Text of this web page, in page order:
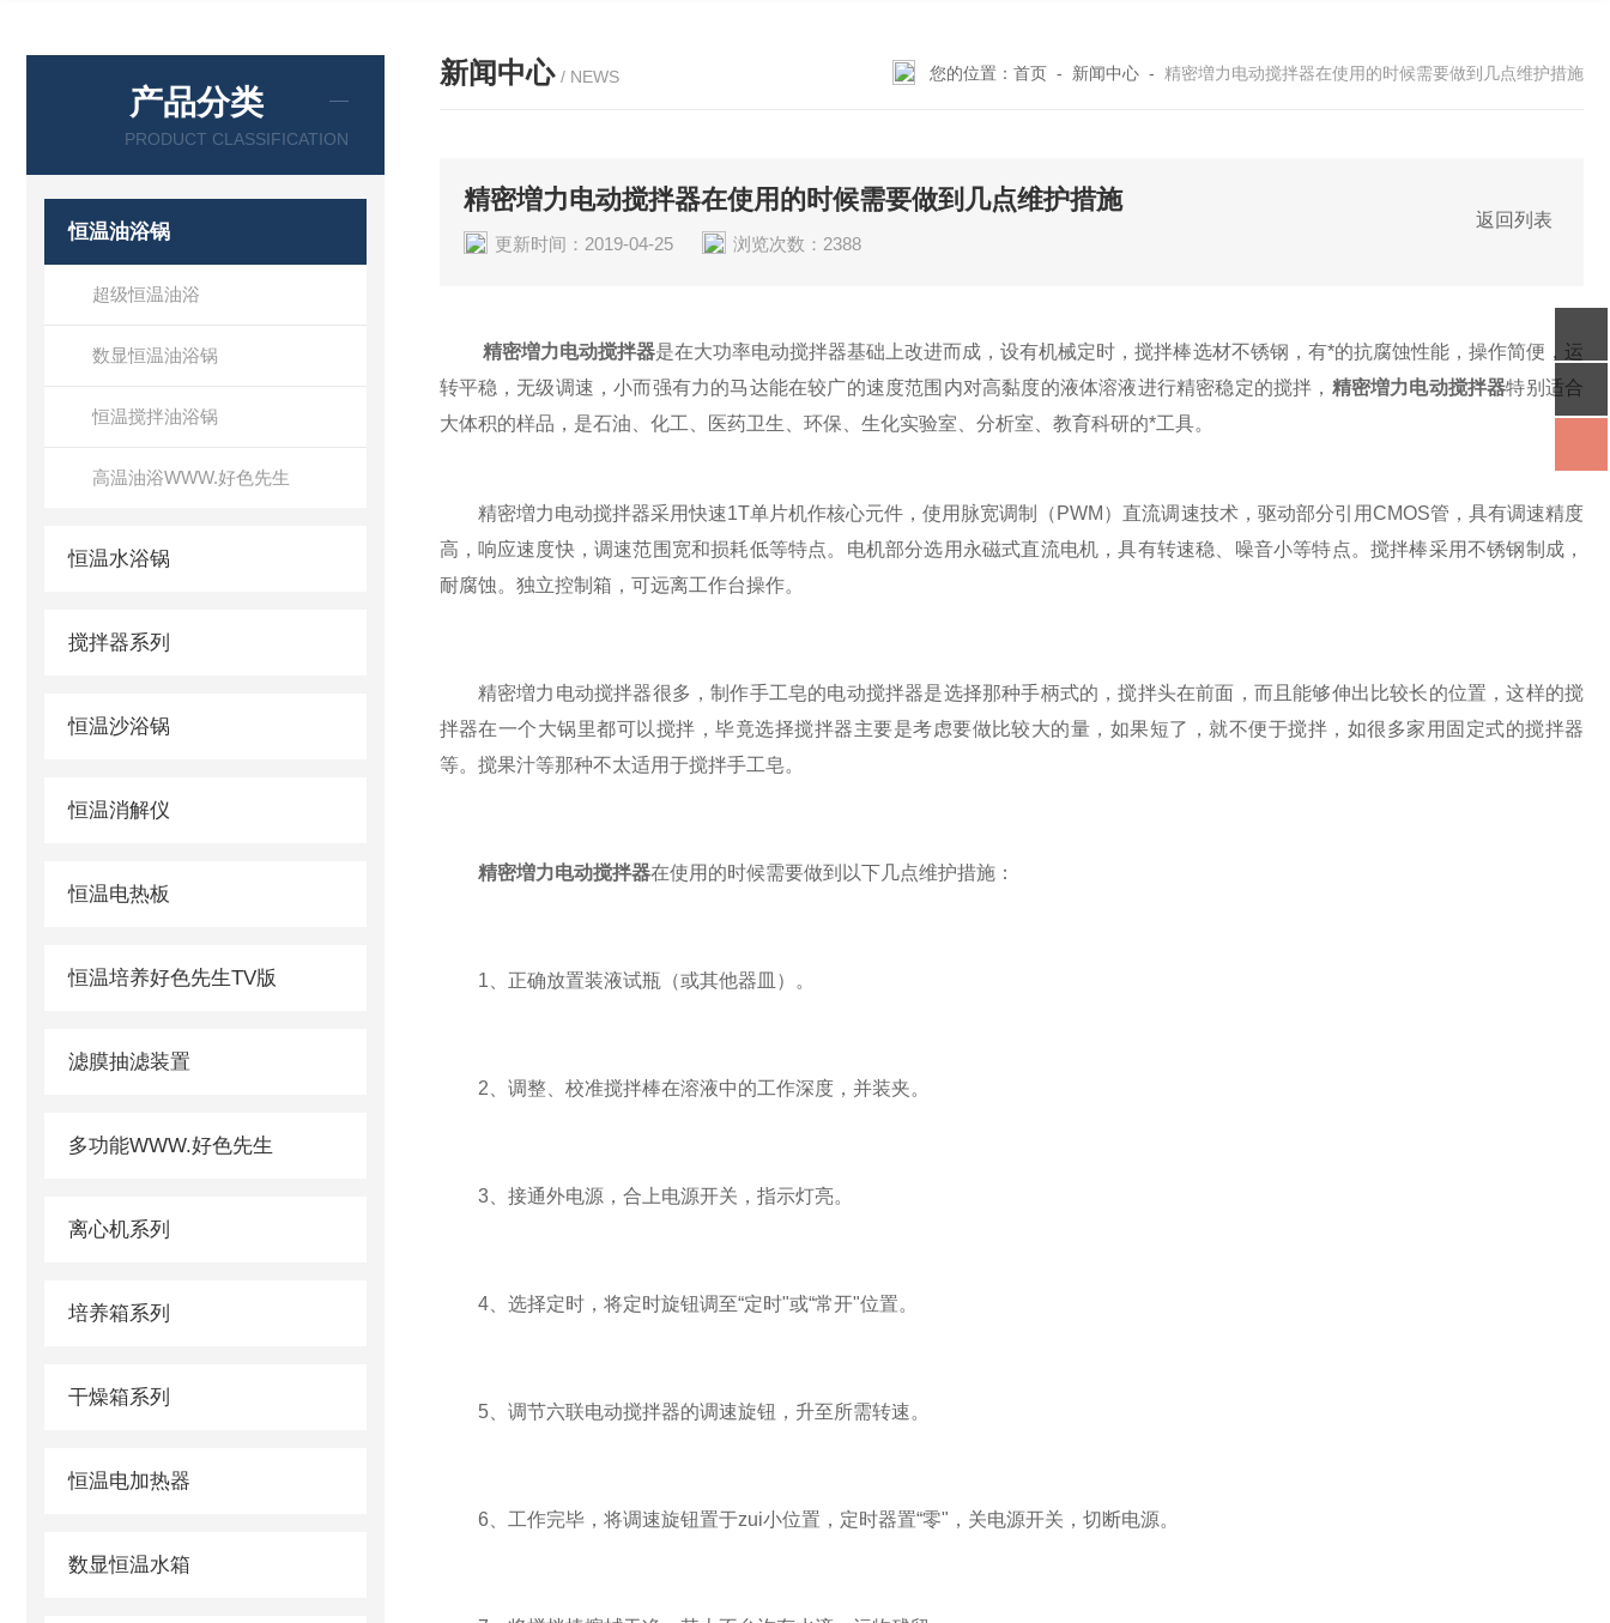
产品分类
PRODUCT CLASSIFICATION
恒温油浴锅
超级恒温油浴
数显恒温油浴锅
恒温搅拌油浴锅
高温油浴WWW.好色先生
恒温水浴锅
搅拌器系列
恒温沙浴锅
恒温消解仪
恒温电热板
恒温培养好色先生TV版
滤膜抽滤装置
多功能WWW.好色先生
离心机系列
培养箱系列
干燥箱系列
恒温电加热器
数显恒温水箱
新闻中心 / NEWS 您的位置： 首页 - 新闻中心 - 精密増力电动搅拌器在使用的时候需要做到几点维护措施
精密増力电动搅拌器在使用的时候需要做到几点维护措施
更新时间：2019-04-25 浏览次数：2388
返回列表
精密増力电动搅拌器是在大功率电动搅拌器基础上改进而成，设有机械定时，搅拌棒选材不锈钢，有*的抗腐蚀性能，操作简便，运
转平稳，无级调速，小而强有力的马达能在较广的速度范围内对高黏度的液体溶液进行精密稳定的搅拌， 精密増力电动搅拌器特别适合
大体积的样品，是石油、化工、医药卫生、环保、生化实验室、分析室、教育科研的*工具。
精密増力电动搅拌器采用快速1T单片机作核心元件，使用脉宽调制（PWM）直流调速技术，驱动部分引用CMOS管，具有调速精度
高，响应速度快，调速范围宽和损耗低等特点。电机部分选用永磁式直流电机，具有转速稳、噪音小等特点。搅拌棒采用不锈钢制成，
耐腐蚀。独立控制箱，可远离工作台操作。
精密増力电动搅拌器很多，制作手工皂的电动搅拌器是选择那种手柄式的，搅拌头在前面，而且能够伸出比较长的位置，这样的搅
拌器在一个大锅里都可以搅拌，毕竟选择搅拌器主要是考虑要做比较大的量，如果短了，就不便于搅拌，如很多家用固定式的搅拌器
等。搅果汁等那种不太适用于搅拌手工皂。
精密増力电动搅拌器在使用的时候需要做到以下几点维护措施：
1、正确放置装液试瓶（或其他器皿）。
2、调整、校准搅拌棒在溶液中的工作深度，并装夹。
3、接通外电源，合上电源开关，指示灯亮。
4、选择定时，将定时旋钮调至“定时"或“常开"位置。
5、调节六联电动搅拌器的调速旋钮，升至所需转速。
6、工作完毕，将调速旋钮置于zui小位置，定时器置“零"，关电源开关，切断电源。